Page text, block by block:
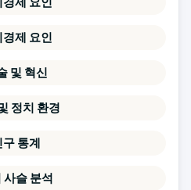
경제 요인
및 혁신
정치 환경
구 통계
사슬 분석